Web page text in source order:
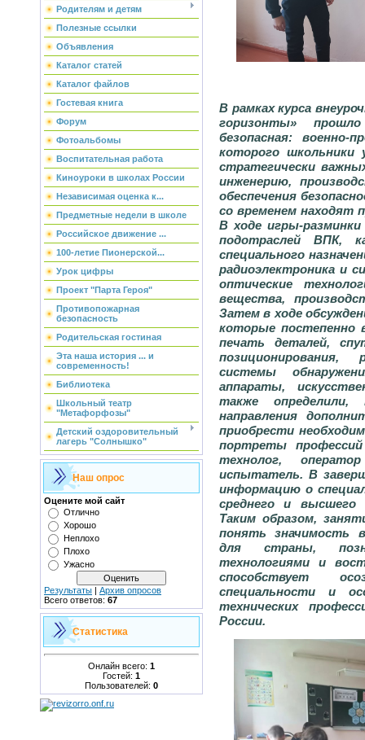
Родителям и детям
Полезные ссылки
Объявления
Каталог статей
Каталог файлов
Гостевая книга
Форум
Фотоальбомы
Воспитательная работа
Киноуроки в школах России
Независимая оценка к...
Предметные недели в школе
Российское движение ...
100-летие Пионерской...
Урок цифры
Проект "Парта Героя"
Противопожарная
безопасность
Родительская гостиная
Эта наша история ... и
современность!
Библиотека
Школьный театр
"Метафорфозы"
Детский оздоровительный
лагерь "Солнышко"
Наш опрос
Оцените мой сайт
Отлично
Хорошо
Неплохо
Плохо
Ужасно
Результаты | Архив опросов
Всего ответов: 67
Статистика
Онлайн всего: 1
Гостей: 1
Пользователей: 0
В рамках курса
горизонты»
безопасная: военно-
которого
стратегически
инженерию,
обеспечения
со временем находят
В ходе игры-
подотраслей ВПК,
специального
радиоэлектроника и
оптические
вещества,
Затем в ходе
которые постепенно
печать деталей,
системы
аппараты,
также
направления
приобрести
портреты профессий
технолог,
испытатель. В
информацию о
среднего и высшего
Таким образом,
понять значимость
для страны,
технологиями и
способствует
специальности и
технических
России.